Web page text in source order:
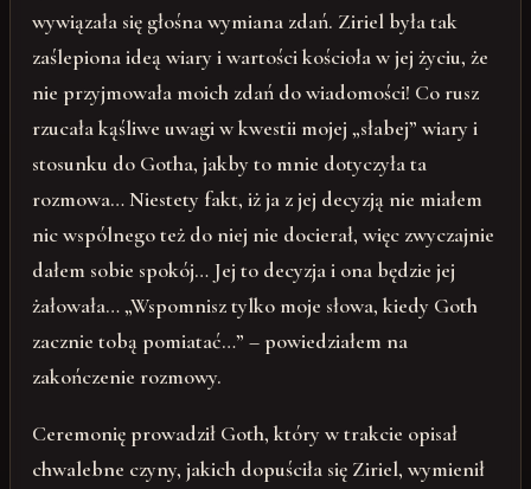
wywiązała się głośna wymiana zdań. Ziriel była tak
zaślepiona ideą wiary i wartości kościoła w jej życiu, że
nie przyjmowała moich zdań do wiadomości! Co rusz
rzucała kąśliwe uwagi w kwestii mojej „słabej” wiary i
stosunku do Gotha, jakby to mnie dotyczyła ta
rozmowa… Niestety fakt, iż ja z jej decyzją nie miałem
nic wspólnego też do niej nie docierał, więc zwyczajnie
dałem sobie spokój… Jej to decyzja i ona będzie jej
żałowała… „Wspomnisz tylko moje słowa, kiedy Goth
zacznie tobą pomiatać…” – powiedziałem na
zakończenie rozmowy.
Ceremonię prowadził Goth, który w trakcie opisał
chwalebne czyny, jakich dopuściła się Ziriel, wymienił